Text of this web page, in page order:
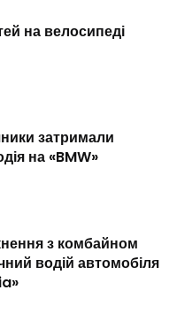
на велосипеді
затримали
на «BMW»
з комбайном
водій автомобіля